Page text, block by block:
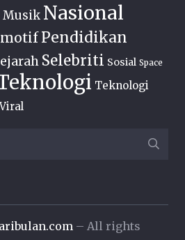
Musik Nasional
Pendidikan
Selebriti Sosial Space
Teknologi
Viral
– All rights